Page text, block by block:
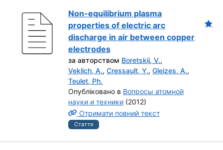
Non-equilibrium plasma
properties of electric arc
discharge in air between copper
electrodes
за авторством Boretskij, V.,
Veklich, A., Cressault, Y., Gleizes, A.,
Teulet, Ph.
Опубліковано в Вопросы атомной
науки и техники (2012)
Отримати повний текст
Стаття